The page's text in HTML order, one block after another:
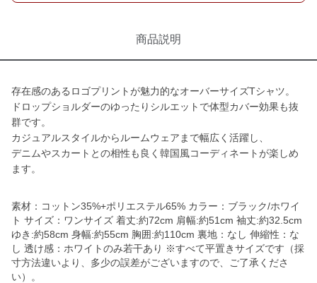
商品説明
存在感のあるロゴプリントが魅力的なオーバーサイズTシャツ。
ドロップショルダーのゆったりシルエットで体型カバー効果も抜
群です。
カジュアルスタイルからルームウェアまで幅広く活躍し、
デニムやスカートとの相性も良く韓国風コーディネートが楽しめ
ます。
素材：コットン35%+ポリエステル65% カラー：ブラック/ホワイ
ト サイズ：ワンサイズ 着丈:約72cm 肩幅:約51cm 袖丈:約32.5cm
ゆき:約58cm 身幅:約55cm 胸囲:約110cm 裏地：なし 伸縮性：な
し 透け感：ホワイトのみ若干あり ※すべて平置きサイズです（採
寸方法違いより、多少の誤差がございますので、ご了承くださ
い）。